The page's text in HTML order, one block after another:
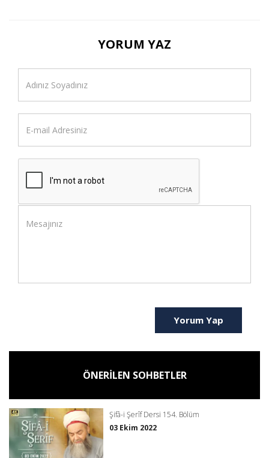
YORUM YAZ
Yorum Yap
ÖNERİLEN SOHBETLER
Şifâ-i Şerîf Dersi 154. Bölüm
03 Ekim 2022